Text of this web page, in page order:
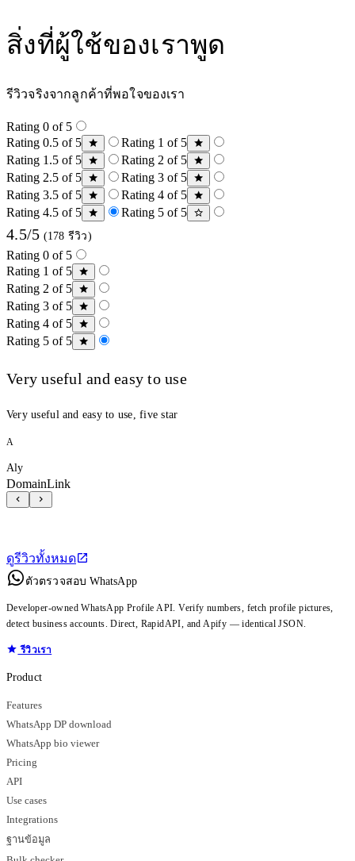
สิ่งที่ผู้ใช้ของเราพูด
รีวิวจริงจากลูกค้าที่พอใจของเรา
Rating 0 of 5
Rating 0.5 of 5
Rating 1 of 5
Rating 1.5 of 5
Rating 2 of 5
Rating 2.5 of 5
Rating 3 of 5
Rating 3.5 of 5
Rating 4 of 5
Rating 4.5 of 5
Rating 5 of 5
4.5/5 (178 รีวิว)
Rating 0 of 5
Rating 1 of 5
Rating 2 of 5
Rating 3 of 5
Rating 4 of 5
Rating 5 of 5
Very useful and easy to use
Very useful and easy to use, five star
A
Aly
DomainLink
ดูรีวิวทั้งหมด
ตัวตรวจสอบ WhatsApp
Developer-owned WhatsApp Profile API. Verify numbers, fetch profile pictures,
detect business accounts. Direct, RapidAPI, and Apify — identical JSON.
รีวิวเรา
Product
Features
WhatsApp DP download
WhatsApp bio viewer
Pricing
API
Use cases
Integrations
ฐานข้อมูล